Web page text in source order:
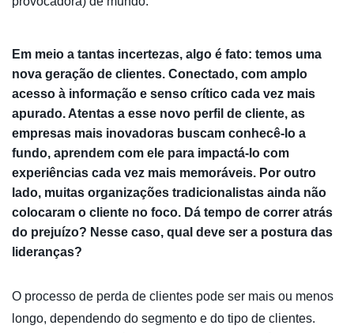
Em meio a tantas incertezas, algo é fato: temos uma
nova geração de clientes. Conectado, com amplo
acesso à informação e senso crítico cada vez mais
apurado. Atentas a esse novo perfil de cliente, as
empresas mais inovadoras buscam conhecê-lo a
fundo, aprendem com ele para impactá-lo com
experiências cada vez mais memoráveis. Por outro
lado, muitas organizações tradicionalistas ainda não
colocaram o cliente no foco. Dá tempo de correr atrás
do prejuízo? Nesse caso, qual deve ser a postura das
lideranças?
O processo de perda de clientes pode ser mais ou menos
longo, dependendo do segmento e do tipo de clientes.